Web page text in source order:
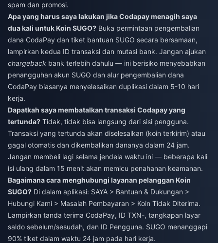
spam dan promosi.
Apa yang harus saya lakukan jika Codapay menagih saya
dua kali untuk Koin SUGO? Buka permintaan pengembalian
dana CodaPay dan tiket bantuan SUGO secara bersamaan,
lampirkan kedua ID transaksi dan mutasi bank. Jangan ajukan
chargeback bank terlebih dahulu — ini berisiko menyebabkan
penangguhan akun SUGO dan alur pengembalian dana
CodaPay biasanya menyelesaikan duplikasi dalam 5-10 hari
kerja.
Dapatkah saya membatalkan transaksi Codapay yang
tertunda? Tidak, tidak bisa langsung dari sisi pengguna.
Transaksi yang tertunda akan diselesaikan (koin terkirim) atau
gagal otomatis dan dikembalikan dananya dalam 24 jam.
Jangan membeli lagi selama jendela waktu ini — beberapa kali
isi ulang dalam 15 menit akan memicu penahanan keamanan.
Bagaimana cara menghubungi layanan pelanggan Koin
SUGO? Di dalam aplikasi: SAYA > Bantuan & Dukungan >
Hubungi Kami > Masalah Pembayaran > Koin Tidak Diterima.
Lampirkan tanda terima CodaPay, ID TXN-, tangkapan layar
saldo sebelum/sesudah, dan ID Pengguna. SUGO menanggapi
90% tiket dalam waktu 24 jam pada hari kerja.